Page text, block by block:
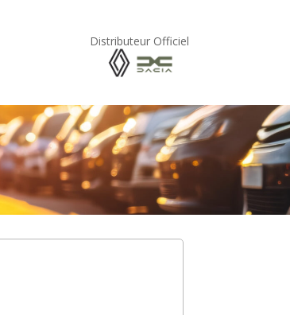
Distributeur Officiel